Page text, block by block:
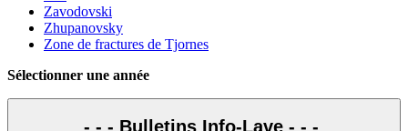
Zavodovski
Zhupanovsky
Zone de fractures de Tjornes
Sélectionner une année
- - - Bulletins Info-Lave - - -